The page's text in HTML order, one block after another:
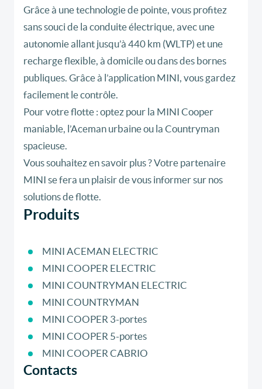
Grâce à une technologie de pointe, vous profitez
sans souci de la conduite électrique, avec une
autonomie allant jusqu’à 440 km (WLTP) et une
recharge flexible, à domicile ou dans des bornes
publiques. Grâce à l’application MINI, vous gardez
facilement le contrôle.
Pour votre flotte : optez pour la MINI Cooper
maniable, l’Aceman urbaine ou la Countryman
spacieuse.
Vous souhaitez en savoir plus ? Votre partenaire
MINI se fera un plaisir de vous informer sur nos
solutions de flotte.
Produits
MINI ACEMAN ELECTRIC
MINI COOPER ELECTRIC
MINI COUNTRYMAN ELECTRIC
MINI COUNTRYMAN
MINI COOPER 3-portes
MINI COOPER 5-portes
MINI COOPER CABRIO
Contacts